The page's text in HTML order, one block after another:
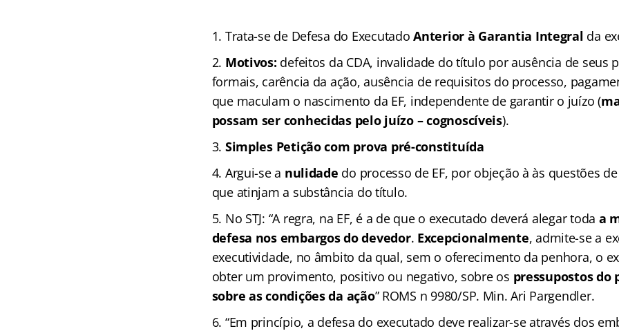
Trata-se de Defesa do ExecutadoAnterior à Garantia Integral da
Motivos: defeitos da CDA, invalidade do título por ausência de seus
formais, carência da ação, ausência de requisitos do processo,
que maculam o nascimento da EF, independente de garantir o juízo (
possam ser conhecidas pelo juízo – cognoscíveis).
Simples Petição com prova pré-constituída
Argui-se a nulidade do processo de EF, por objeção à às questões
que atinjam a substância do título.
No STJ: “A regra, na EF, é a de que o executado deverá alegar toda a
defesa nos embargos do devedor. Excepcionalmente, admite-se a
executividade, no âmbito da qual, sem o oferecimento da penhora, o
obter um provimento, positivo ou negativo, sobre os pressupostos do
sobre as condições da ação” ROMS n 9980/SP. Min. Ari Pargendler.
“Em princípio, a defesa do executado deve realizar-se através dos